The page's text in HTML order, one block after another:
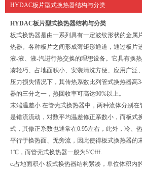
HYDAC板片型式换热器结构与分类
HYDAC板片型式换热器结构与分类
板式换热器是由一系列具有一定波纹形状的金属
热器。各种板片之间形成薄矩形通道，通过板片
液-液、液-汽进行热交换的理想设备。它具有换
凑轻巧、占地面积小、安装清洗方便、应用广泛
压力损失情况下，其传热系数比列管式换热器高
器的三分之一，热回收率可高达90%以上。
末端温差小 在管壳式换热器中，两种流体分别在
是错流流动，对数平均温差修正系数小，而板式
式，其修正系数也通常在0.95左右，此外，冷、
平行于换热面、无旁流，因此使得板式换热器的
1℃，而管壳式换热器一般为5℃fff.
c.占地面积小 板式换热器结构紧凑，单位体积内